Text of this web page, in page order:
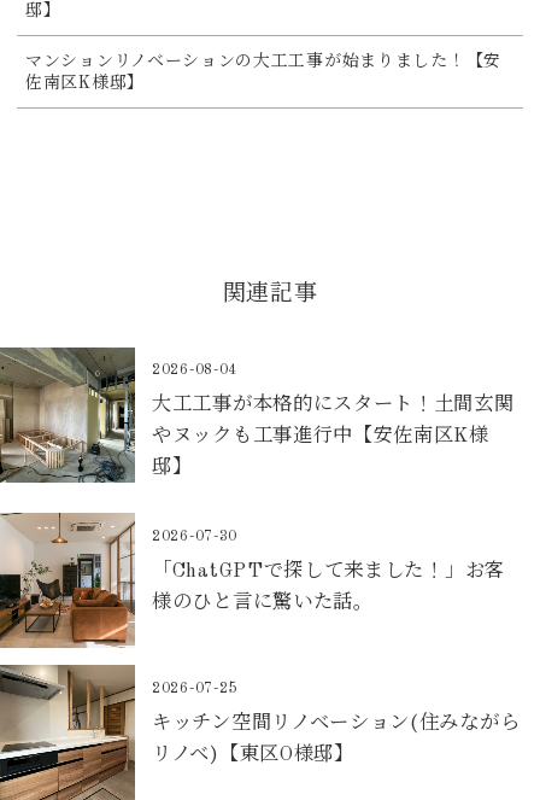
邸】
マンションリノベーションの大工工事が始まりました！【安
佐南区K様邸】
関連記事
2026-08-04
大工工事が本格的にスタート！土間玄関
やヌックも工事進行中【安佐南区K様
邸】
2026-07-30
「ChatGPTで探して来ました！」お客
様のひと言に驚いた話。
2026-07-25
キッチン空間リノベーション(住みながら
リノベ)【東区O様邸】